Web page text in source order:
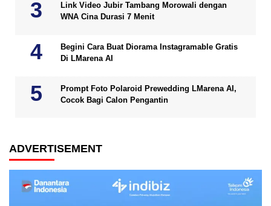
Link Video Jubir Tambang Morowali dengan
WNA Cina Durasi 7 Menit
Begini Cara Buat Diorama Instagramable Gratis
Di LMarena AI
Prompt Foto Polaroid Prewedding LMarena AI,
Cocok Bagi Calon Pengantin
ADVERTISEMENT